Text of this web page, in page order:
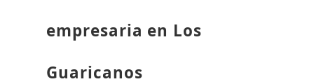
empresaria en Los
Guaricanos